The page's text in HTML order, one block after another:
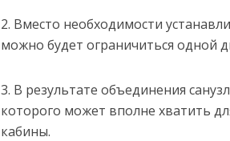
2. Вместо необходимости
можно будет ограничиться одной
3. В результате объединения
которого может вполне хватить
кабины.